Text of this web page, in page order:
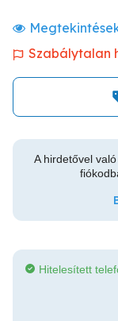
Szabálytalan
A hirdetővel
Hitelesített